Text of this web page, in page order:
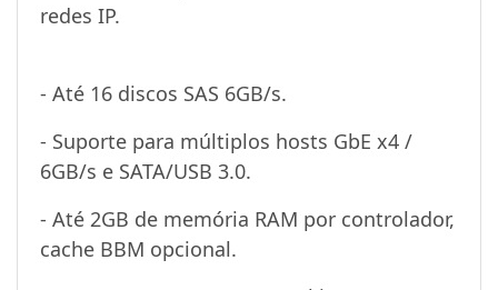
redes IP.
- Até 16 discos SAS 6GB/s.
- Suporte para múltiplos hosts GbE x4 /
6GB/s e SATA/USB 3.0.
- Até 2GB de memória RAM por controlador,
cache BBM opcional.